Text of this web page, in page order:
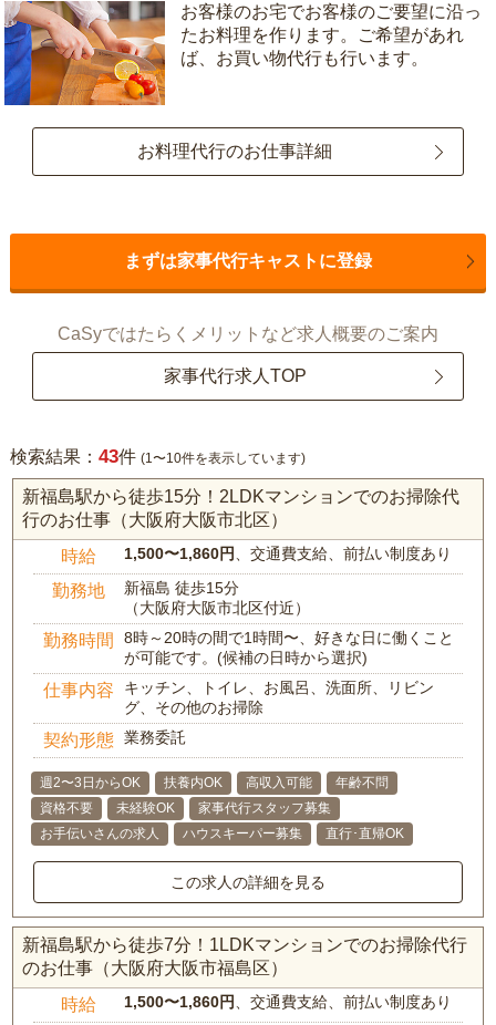
お客様のお宅でお客様のご要望に沿っ
たお料理を作ります。ご希望があれ
ば、お買い物代行も行います。
お料理代行のお仕事詳細
まずは家事代行キャストに登録
CaSyではたらくメリットなど求人概要のご案内
家事代行求人TOP
検索結果： 43件 (1〜10件を表示しています)
新福島駅から徒歩15分！2LDKマンションでのお掃除代
行のお仕事（大阪府大阪市北区）
時給 1,500〜1,860円 、交通費支給、前払い制度あり
勤務地
新福島 徒歩15分
（大阪府大阪市北区付近）
勤務時間
8時～20時の間で1時間〜、好きな日に働くこと
が可能です。(候補の日時から選択)
仕事内容
キッチン、トイレ、お風呂、洗面所、リビン
グ、その他のお掃除
契約形態 業務委託
週2〜3日からOK 扶養内OK 高収入可能
年齢不問
資格不要
未経験OK
家事代行スタッフ募集
お手伝いさんの求人
ハウスキーパー募集 直行･直帰OK
この求人の詳細を見る
新福島駅から徒歩7分！1LDKマンションでのお掃除代行
のお仕事（大阪府大阪市福島区）
時給 1,500〜1,860円 、交通費支給、前払い制度あり